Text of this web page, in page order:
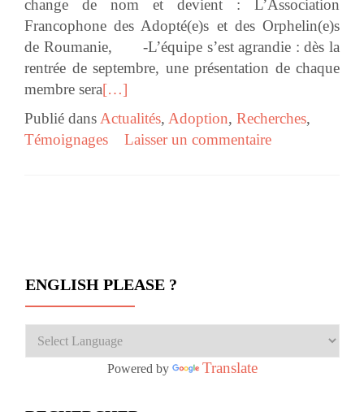
change de nom et devient : L’Association
Francophone des Adopté(e)s et des Orphelin(e)s
de Roumanie, -L’équipe s’est agrandie : dès la
rentrée de septembre, une présentation de chaque
membre sera[…]
Publié dans Actualités, Adoption, Recherches,
Témoignages
Laisser un commentaire
ENGLISH PLEASE ?
Powered by Translate